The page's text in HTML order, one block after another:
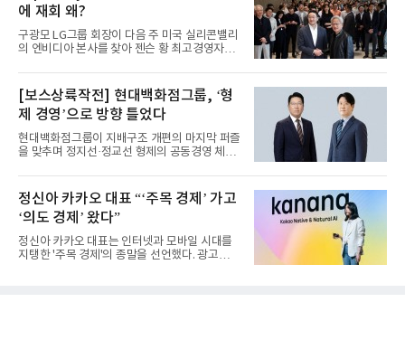
에 재회 왜?
구광모 LG그룹 회장이 다음 주 미국 실리콘밸리
의 엔비디아 본사를 찾아 젠슨 황 최고경영자
[보스상륙작전] 현대백화점그룹, ‘형
제 경영’으로 방향 틀었다
현대백화점그룹이 지배구조 개편의 마지막 퍼즐
을 맞추며 정지선·정교선 형제의 공동경영 체제
정신아 카카오 대표 “‘주목 경제’ 가고
‘의도 경제’ 왔다”
정신아 카카오 대표는 인터넷과 모바일 시대를
지탱한 '주목 경제'의 종말을 선언했다. 광고를